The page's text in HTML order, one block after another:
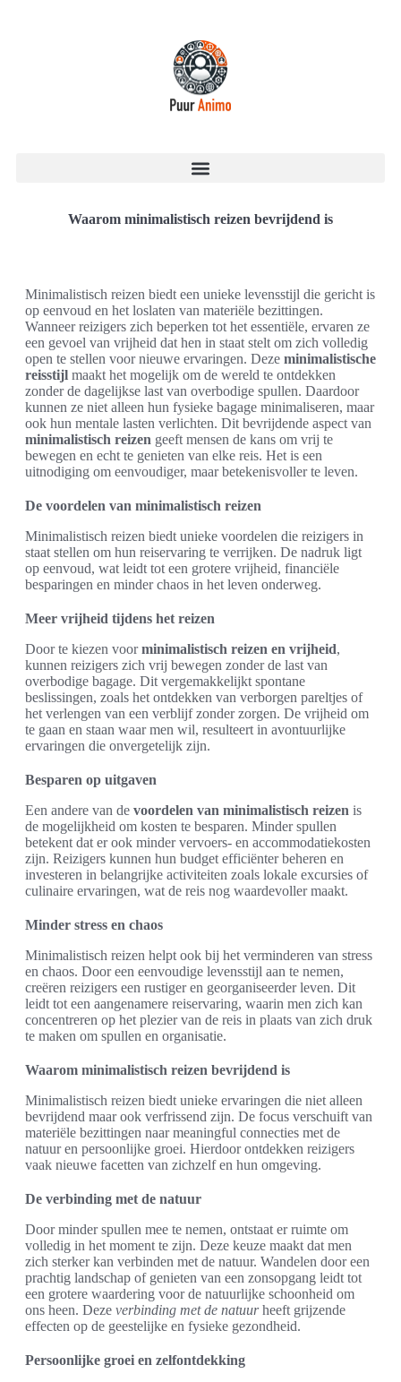
Waarom minimalistisch reizen bevrijdend is
Minimalistisch reizen biedt een unieke levensstijl die gericht is
op eenvoud en het loslaten van materiële bezittingen.
Wanneer reizigers zich beperken tot het essentiële, ervaren ze
een gevoel van vrijheid dat hen in staat stelt om zich volledig
open te stellen voor nieuwe ervaringen. Deze minimalistische
reisstijl maakt het mogelijk om de wereld te ontdekken
zonder de dagelijkse last van overbodige spullen. Daardoor
kunnen ze niet alleen hun fysieke bagage minimaliseren, maar
ook hun mentale lasten verlichten. Dit bevrijdende aspect van
minimalistisch reizen geeft mensen de kans om vrij te
bewegen en echt te genieten van elke reis. Het is een
uitnodiging om eenvoudiger, maar betekenisvoller te leven.
De voordelen van minimalistisch reizen
Minimalistisch reizen biedt unieke voordelen die reizigers in
staat stellen om hun reiservaring te verrijken. De nadruk ligt
op eenvoud, wat leidt tot een grotere vrijheid, financiële
besparingen en minder chaos in het leven onderweg.
Meer vrijheid tijdens het reizen
Door te kiezen voorminimalistisch reizen en vrijheid,
kunnen reizigers zich vrij bewegen zonder de last van
overbodige bagage. Dit vergemakkelijkt spontane
beslissingen, zoals het ontdekken van verborgen pareltjes of
het verlengen van een verblijf zonder zorgen. De vrijheid om
te gaan en staan waar men wil, resulteert in avontuurlijke
ervaringen die onvergetelijk zijn.
Besparen op uitgaven
Een andere van de voordelen van minimalistisch reizen is
de mogelijkheid om kosten te besparen. Minder spullen
betekent dat er ook minder vervoers- en accommodatiekosten
zijn. Reizigers kunnen hun budget efficiënter beheren en
investeren in belangrijke activiteiten zoals lokale excursies of
culinaire ervaringen, wat de reis nog waardevoller maakt.
Minder stress en chaos
Minimalistisch reizen helpt ook bij het verminderen van stress
en chaos. Door een eenvoudige levensstijl aan te nemen,
creëren reizigers een rustiger en georganiseerder leven. Dit
leidt tot een aangenamere reiservaring, waarin men zich kan
concentreren op het plezier van de reis in plaats van zich druk
te maken om spullen en organisatie.
Waarom minimalistisch reizen bevrijdend is
Minimalistisch reizen biedt unieke ervaringen die niet alleen
bevrijdend maar ook verfrissend zijn. De focus verschuift van
materiële bezittingen naar meaningful connecties met de
natuur en persoonlijke groei. Hierdoor ontdekken reizigers
vaak nieuwe facetten van zichzelf en hun omgeving.
De verbinding met de natuur
Door minder spullen mee te nemen, ontstaat er ruimte om
volledig in het moment te zijn. Deze keuze maakt dat men
zich sterker kan verbinden met de natuur. Wandelen door een
prachtig landschap of genieten van een zonsopgang leidt tot
een grotere waardering voor de natuurlijke schoonheid om
ons heen. Deze verbinding met de natuurheeft grijzende
effecten op de geestelijke en fysieke gezondheid.
Persoonlijke groei en zelfontdekking